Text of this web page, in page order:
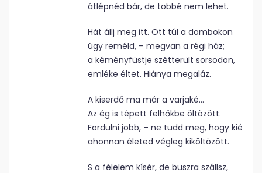
átlépnéd bár, de többé nem lehet.
Hát állj meg itt. Ott túl a dombokon
úgy reméld, – megvan a régi ház;
a kéményfüstje szétterült sorsodon,
emléke éltet. Hiánya megaláz.
A kiserdő ma már a varjaké…
Az ég is tépett felhőkbe öltözött.
Fordulni jobb, – ne tudd meg, hogy kié
ahonnan életed végleg kiköltözött.
S a félelem kísér, de buszra szállsz,